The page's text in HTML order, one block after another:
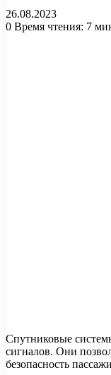
26.08.2023
0 Время чтения: 7
Спутниковые
сигналов. Они
безопасность